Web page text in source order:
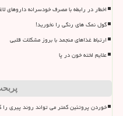
اخطار در رابطه با مصرف خودسرانه داروهای
گول نمک های رنگی را نخورید!
ارتباط غذاهای منجمد با بروز مشکلات قلبی
علایم لخته خون در پا
خوردن پروتئین کمتر می تواند روند پیری را